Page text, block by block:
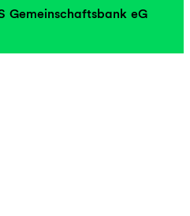
Gemeinschaftsbank eG